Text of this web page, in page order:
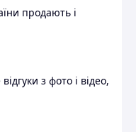
продають і
з фото і відео,